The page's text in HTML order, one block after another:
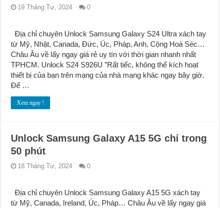
19 Tháng Tư, 2024 0
Địa chỉ chuyên Unlock Samsung Galaxy S24 Ultra xách tay
từ Mỹ, Nhật, Canada, Đức, Úc, Pháp, Anh, Cộng Hoà Séc…
Châu Âu về lấy ngay giá rẻ uy tín với thời gian nhanh nhất
TPHCM. Unlock S24 S926U ”Rất tiếc, không thể kích hoạt
thiết bị của bạn trên mạng của nhà mạng khác ngay bây giờ.
Để …
Xem ngay !
Unlock Samsung Galaxy A15 5G chỉ trong
50 phút
18 Tháng Tư, 2024 0
Địa chỉ chuyên Unlock Samsung Galaxy A15 5G xách tay
từ Mỹ, Canada, Ireland, Úc, Pháp… Châu Âu về lấy ngay giá